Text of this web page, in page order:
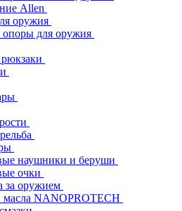
Allen
оружия
для оружия
наушники и беруши
очки
за оружием
масла NANOPROTECH